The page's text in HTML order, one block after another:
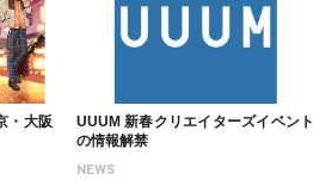
・大阪
NEWS
UUUM 新春クリエイターズイベント
の情報解禁